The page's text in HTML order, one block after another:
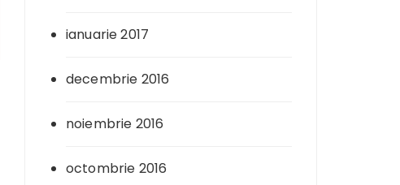
ianuarie 2017
decembrie 2016
noiembrie 2016
octombrie 2016